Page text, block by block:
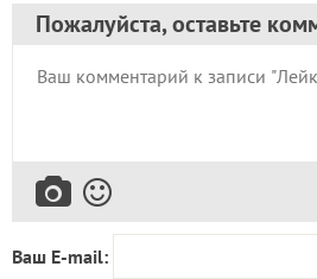
Пожалуйста, оставьте
Ваш E-mail: